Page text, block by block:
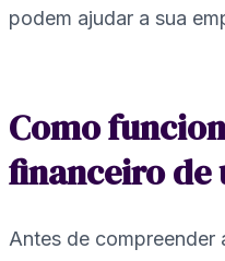
podem ajudar a sua
Como
financeiro de
Antes de compreender